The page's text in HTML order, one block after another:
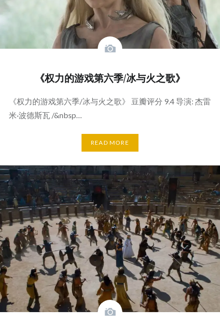
《权力的游戏第六季/冰与火之歌》
《权力的游戏第六季/冰与火之歌》 豆瓣评分 9.4 导演: 杰雷
米·波德斯瓦 /&nbsp…
READ MORE